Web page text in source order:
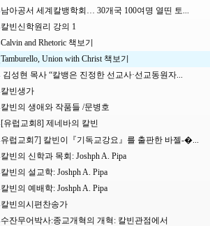
남아공서 세계칼뱅학회… 30개국 100여명 열띤 토...
칼빈신학원리 강의 1
Calvin and Rhetoric 책보기
Tamburello, Union with Christ 책보기
김성현 목사 “칼뱅은 진정한 선교사·선교동원자...
칼빈생가
칼빈의 생애와 작품들 /문병호
[유럽교회8] 제네바의 칼빈
유럽교회7] 칼빈이『기독교강요』를 출판한 바젤-�...
칼빈의 신학과 목회: Joshph A. Pipa
칼빈의 설교학: Joshph A. Pipa
칼빈의 예배학: Joshph A. Pipa
칼빈의시편찬송가
수잔무어박사:종교개혁의 개혁: 칼빈관점에서